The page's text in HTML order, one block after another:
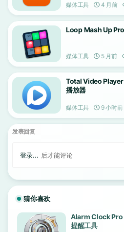
媒体工具 4 月前
Loop Mash Up
媒体工具 5 月前
Total Video
播放器
媒体工具 9 小时前
发表回复
登录... 后才能评论
猜你喜欢
Alarm Clock Pro
提醒工具